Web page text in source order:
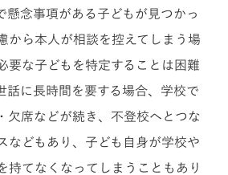
懸念事項がある子どもが見つかっ
から本人が相談を控えてしまう場
要な子どもを特定することは困難
話に長時間を要する場合、学校で
欠席などが続き、不登校へとつな
などもあり、子ども自身が学校や
持てなくなってしまうこともあり